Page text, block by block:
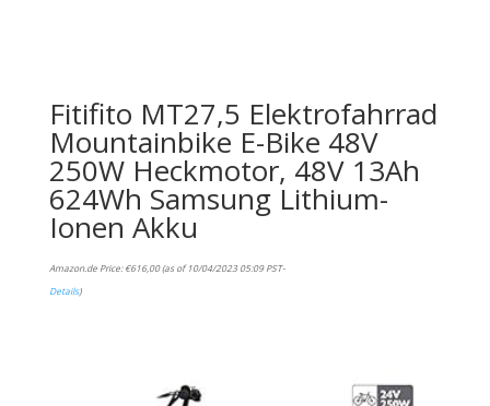
Fitifito MT27,5 Elektrofahrrad
Mountainbike E-Bike 48V
250W Heckmotor, 48V 13Ah
624Wh Samsung Lithium-
Ionen Akku
Amazon.de Price:€616,00(as of 10/04/2023 05:09 PST-
Details)